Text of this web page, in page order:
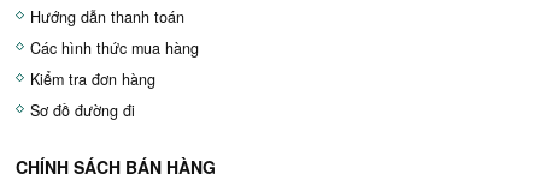
Hướng dẫn thanh toán
Các hình thức mua hàng
Kiểm tra đơn hàng
Sơ đồ đường đi
CHÍNH SÁCH BÁN HÀNG